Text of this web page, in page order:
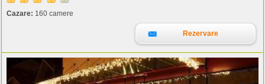
Cazare: 160 camere
Rezervare